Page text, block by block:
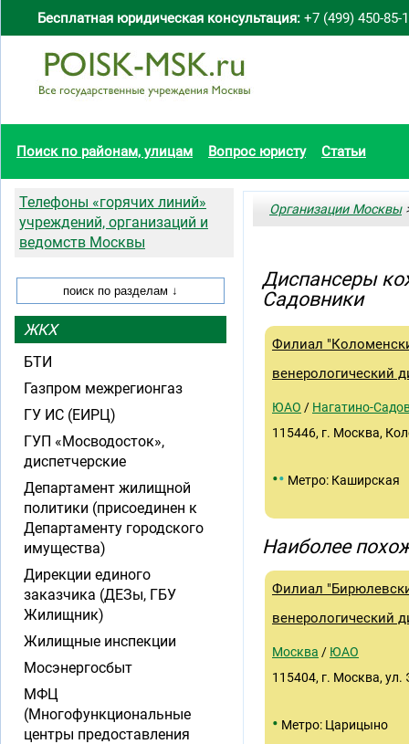
Бесплатная юридическая консультация: +7 (499) 450-85-
Поиск по районам, улицам Вопрос юристу Статьи
Организации Москвы
Диспансеры
Садовники
Филиал
венерологический
ЮАО / Нагатино-
115446, г. Москва,
•• Метро: Каширская
Наиболее
Филиал
венерологический
Москва / ЮАО
115404, г. Москва, ул.
• Метро: Царицыно
Телефоны «горячих линий»
учреждений, организаций и
ведомств Москвы
ЖКХ
БТИ
Газпром межрегионгаз
ГУ ИС (ЕИРЦ)
ГУП «Мосводосток»,
диспетчерские
Департамент жилищной
политики (присоединен к
Департаменту городского
имущества)
Дирекции единого
заказчика (ДЕЗы, ГБУ
Жилищник)
Жилищные инспекции
Мосэнергосбыт
МФЦ
(Многофункциональные
центры предоставления